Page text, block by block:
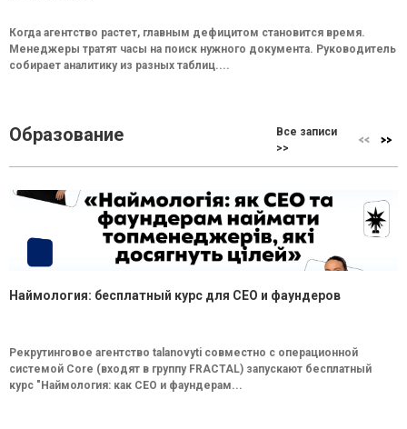
Когда агентство растет, главным дефицитом становится время.
Менеджеры тратят часы на поиск нужного документа. Руководитель
собирает аналитику из разных таблиц....
Образование
Все записи
>>
Наймология: бесплатный курс для CEO и фаундеров
Рекрутинговое агентство talanovyti совместно с операционной
системой Core (входят в группу FRACTAL) запускают бесплатный
курс "Наймология: как СEO и фаундерам...